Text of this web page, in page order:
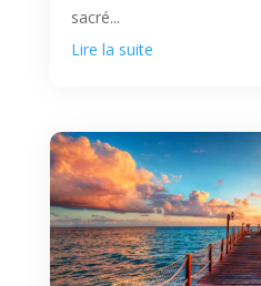
sacré...
Lire la suite